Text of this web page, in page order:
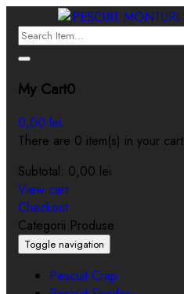
My Cart0
0,00 lei
There are 0 item(s) in your cart
Subtotal: 0,00 lei
View cart
Checkout
Categorii Produse
Toggle navigation
Pescuit Crap